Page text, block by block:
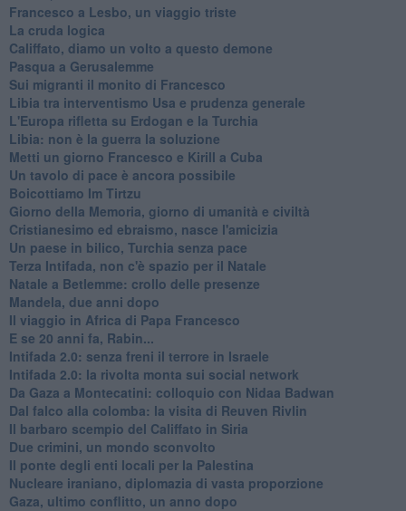
Francesco a Lesbo, un viaggio triste
La cruda logica
Califfato, diamo un volto a questo demone
Pasqua a Gerusalemme
Sui migranti il monito di Francesco
Libia tra interventismo Usa e prudenza generale
L'Europa rifletta su Erdogan e la Turchia
Libia: non è la guerra la soluzione
Metti un giorno Francesco e Kirill a Cuba
Un tavolo di pace è ancora possibile
Boicottiamo Im Tirtzu
Giorno della Memoria, giorno di umanità e civiltà
Cristianesimo ed ebraismo, nasce l'amicizia
Un paese in bilico, Turchia senza pace
Terza Intifada, non c'è spazio per il Natale
Natale a Betlemme: crollo delle presenze
Mandela, due anni dopo
Il viaggio in Africa di Papa Francesco
E se 20 anni fa, Rabin...
Intifada 2.0: senza freni il terrore in Israele
Intifada 2.0: la rivolta monta sui social network
Da Gaza a Montecatini: colloquio con Nidaa Badwan
Dal falco alla colomba: la visita di Reuven Rivlin
Il barbaro scempio del Califfato in Siria
Due crimini, un mondo sconvolto
Il ponte degli enti locali per la Palestina
Nucleare iraniano, diplomazia di vasta proporzione
Gaza, ultimo conflitto, un anno dopo